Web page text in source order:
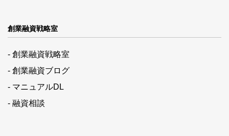
創業融資戦略室
- 創業融資戦略室
- 創業融資ブログ
- マニュアルDL
- 融資相談